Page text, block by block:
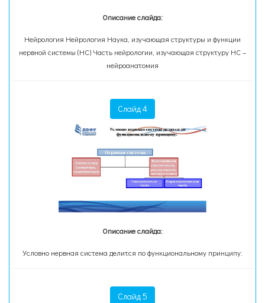
Описание слайда:
Нейрология Нейрология Наука, изучающая структуры и функции
нервной системы (НС) Часть нейрологии, изучающая структуру НС –
нейроанатомия
Слайд 4
Описание слайда:
Условно нервная система делится по функциональному принципу:
Слайд 5